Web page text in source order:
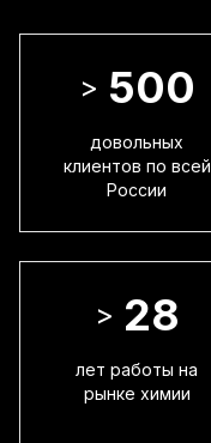
> 500
довольных
клиентов по всей
России
> 28
лет работы на
рынке химии